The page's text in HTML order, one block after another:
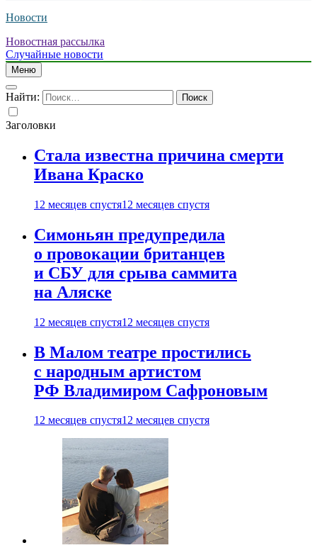
Новости
Новостная рассылка
Случайные новости
Меню
Найти:
Заголовки
Стала известна причина смерти
Ивана Краско
12 месяцев спустя12 месяцев спустя
Симоньян предупредила
о провокации британцев
и СБУ для срыва саммита
на Аляске
12 месяцев спустя12 месяцев спустя
В Малом театре простились
с народным артистом
РФ Владимиром Сафроновым
12 месяцев спустя12 месяцев спустя